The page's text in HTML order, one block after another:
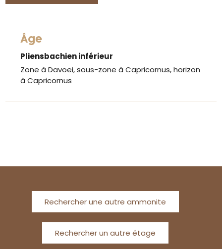
Âge
Pliensbachien inférieur
Zone à Davoei, sous-zone à Capricornus, horizon
à Capricornus
Rechercher une autre ammonite
Rechercher un autre étage